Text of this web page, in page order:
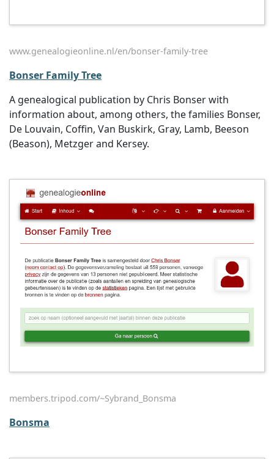
www.genealogieonline.nl/en/bonser-family-tree
Bonser Family Tree
A genealogical publication by Chris Bonser with
information about, among others, the families Bonser,
De Louvain, Coffin, Van Buskirk, Gray, Lamb, Beeson
(Beason), Metzger and Kersey.
members.tripod.com/~Sybrand_Bonsma
Bonsma